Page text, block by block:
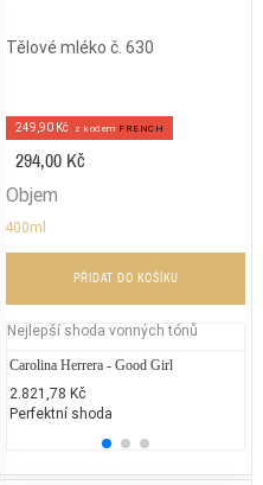
- Gucci Envy Me
2.000,00 Kč
25% běžných vonných tónů
Tělové mléko č. 630
249,90 Kč z kodem FRENCH
294,00 Kč
Objem
400ml
PŘIDAT DO KOŠÍKU
Nejlepší shoda vonných tónů
Carolina Herrera - Good Girl
2.821,78 Kč
Perfektní shoda